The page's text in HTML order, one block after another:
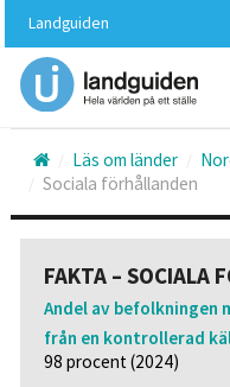
huvudinnehållet
Landguiden
Läs om länder
Sociala förhållanden
FAKTA – SOCIALA
Andel av
från en kontrollerad
98 procent (2024)